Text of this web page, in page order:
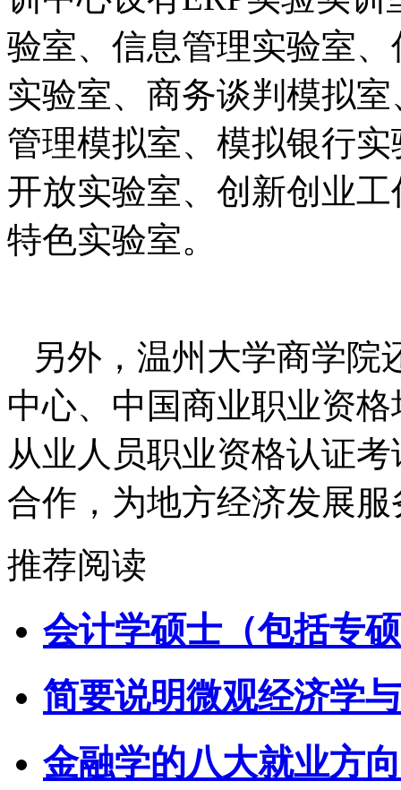
验室、信息管理实验室
实验室、商务谈判模拟
管理模拟室、模拟银行实
开放实验室、创新创业工
特色实验室。
另外，温州大学商学院
中心、中国商业职业资
从业人员职业资格认证
合作，为地方经济发展服
推荐阅读
会计学硕士（包括专
简要说明微观经济学
金融学的八大就业方